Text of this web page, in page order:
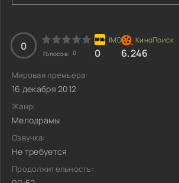
0
Голосов: 0 0 6.246
Мировая премьера:
16 декабря 2012
Жанр:
Мелодрамы
Озвучка:
Не требуется
Продолжительность: